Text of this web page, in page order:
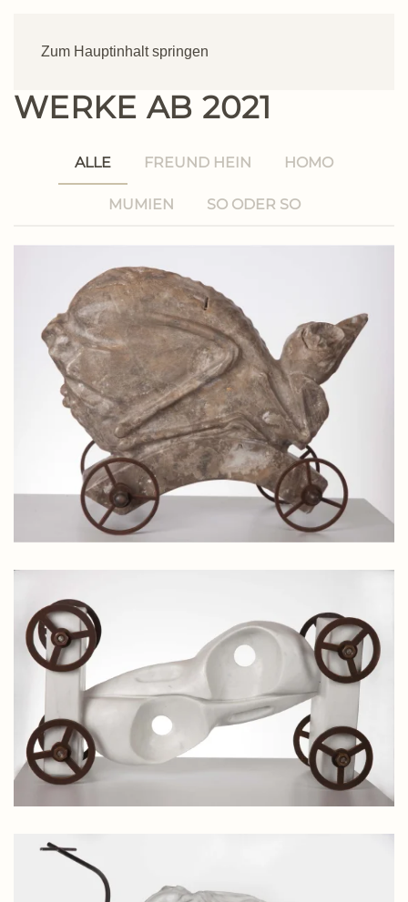
Zum Hauptinhalt springen
WERKE AB 2021
ALLE FREUND HEIN HOMO
MUMIEN SO ODER SO